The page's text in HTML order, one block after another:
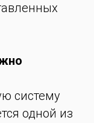
систему
одной из